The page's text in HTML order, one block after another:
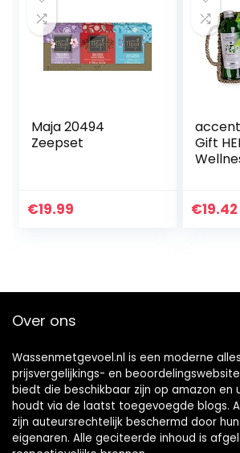
Maja 20494
Zeepset
€19.99
Gift
€19.42
Over ons
Wassenmetgevoel.nl is een moderne
prijsvergelijkings- en
biedt die beschikbaar zijn op amazon en
houdt via de laatst toegevoegde blogs.
zijn auteursrechtelijk beschermd door
eigenaren. Alle geciteerde inhoud is